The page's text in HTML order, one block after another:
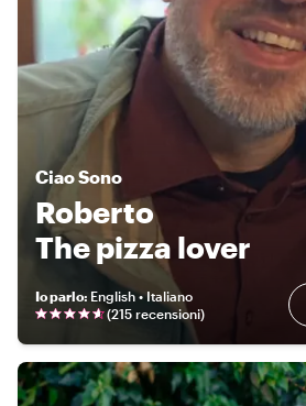
CiaoSono
Roberto
The pizza lover
Io parlo: English • Italiano
(215 recensioni)